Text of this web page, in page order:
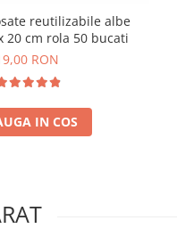
reutilizabile albe
20 cm rola 50 bucati
RON
IN COS